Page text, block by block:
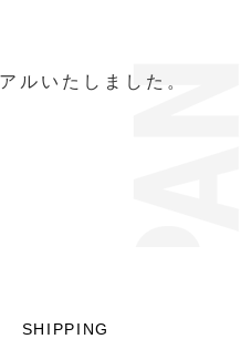
ルいたしました。
SHIPPING